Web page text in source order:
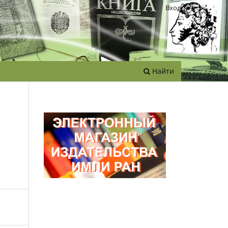
Найти
Вход